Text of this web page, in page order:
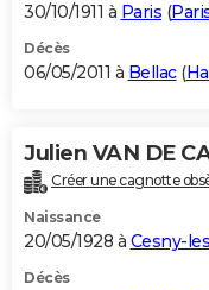
30/10/1911 à Paris (
Décès
06/05/2011 à Bellac(
Julien VAN DE
Créer une cagnotte
Naissance
20/05/1928 à Cesny-
Décès